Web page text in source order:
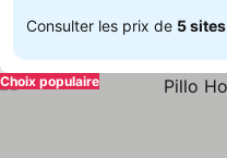
Consulter les prix de 5 sites
Choix populaire